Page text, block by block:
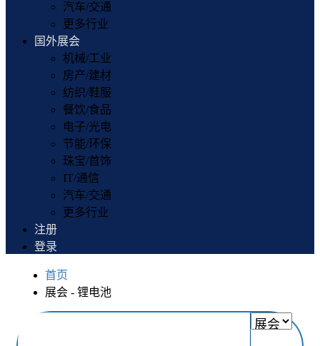
汽车/交通
更多行业
国外展会
机械/工业
房产/建材
纺织/鞋服
餐饮/食品
电子/光电
节能/环保
珠宝/首饰
IT/通信
汽车/交通
更多行业
注册
登录
首页
展会 - 锂电池